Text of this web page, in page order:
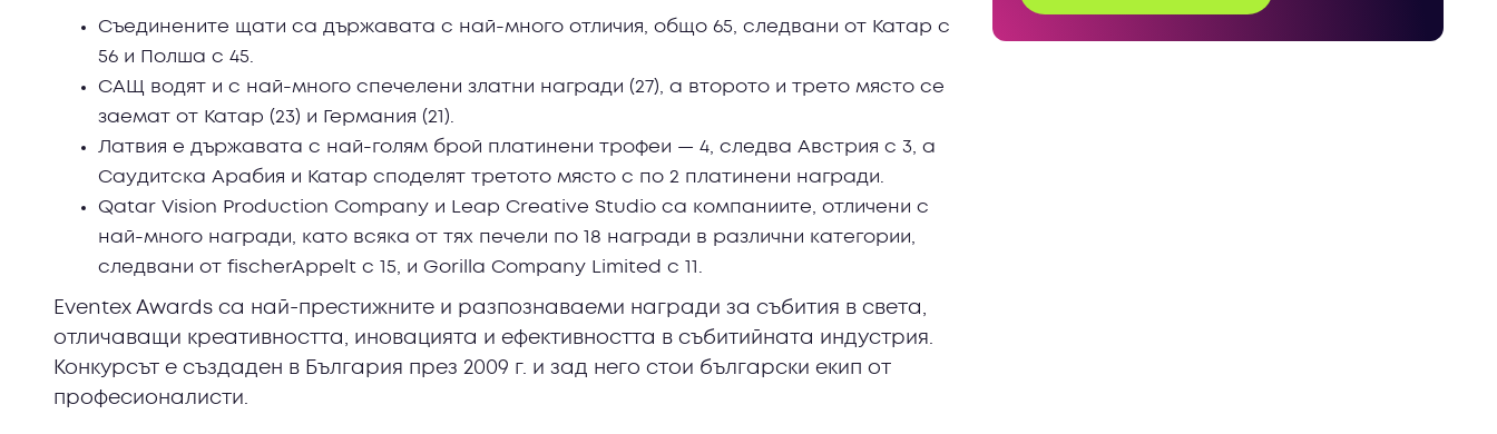
Съединените щати са държавата с най-много отличия, общо 65, следвани от Катар с
56 и Полша с 45.
САЩ водят и с най-много спечелени златни награди (27), a второто и трето място се
заемат от Катар (23) и Германия (21).
Латвия е държавата с най-голям брой платинени трофеи — 4, следва Австрия с 3, а
Саудитска Арабия и Катар споделят третото място с по 2 платинени награди.
Qatar Vision Production Company и Leap Creative Studio са компаниите, отличени с
най-много награди, като всяка от тях печели по 18 награди в различни категории,
следвани от fischerAppelt с 15, и Gorilla Company Limited с 11.
Eventex Awards са най-престижните и разпознаваеми награди за събития в света,
отличаващи креативността, иновацията и ефективността в събитийната индустрия.
Конкурсът е създаден в България през 2009 г. и зад него стои български екип от
професионалисти.